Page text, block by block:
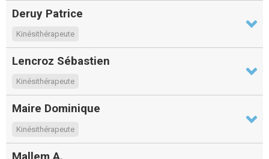
Deruy Patrice
Kinésithérapeute
Lencroz Sébastien
Kinésithérapeute
Maire Dominique
Kinésithérapeute
Mallem A.